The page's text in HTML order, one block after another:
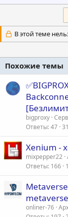
В этой теме
Похожие темы
bigproxy
Ответы 47
Xenium -
mixpepper22
Ответы 166
onliner-76